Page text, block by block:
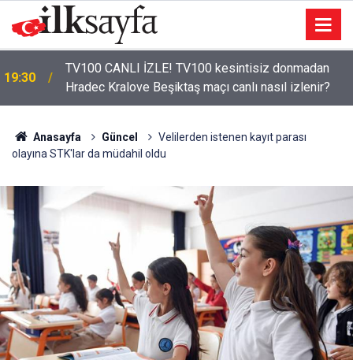
19:30
TV100 CANLI İZLE! TV100 kesintisiz donmadan
Hradec Kralove Beşiktaş maçı canlı nasıl izlenir?
Anasayfa Güncel
Velilerden istenen kayıt parası
olayına STK'lar da müdahil oldu